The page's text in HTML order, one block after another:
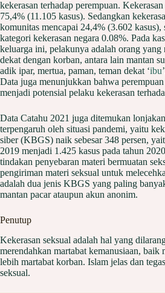
kekerasan terhadap perempuan.
75,4% (11.105 kasus). Sedangkan
komunitas mencapai 24,4% (3.602 kasus),
kategori kekerasan negara 0.08%. Pada
keluarga ini, pelakunya adalah orang yang
dekat dengan korban, antara lain mantan
adik ipar, mertua, paman, teman dekat ‘ibu
Data juga menunjukkan bahwa
menjadi potensial pelaku kekerasan
Data Catahu 2021 juga ditemukan
terpengaruh oleh situasi pandemi, yaitu
siber (KBGS) naik sebesar 348 persen,
2019 menjadi 1.425 kasus pada tahun
tindakan penyebaran materi bermuatan
pengiriman materi seksual untuk
adalah dua jenis KBGS yang paling
mantan pacar ataupun akun anonim.
Penutup
Kekerasan seksual adalah hal yang
merendahkan martabat kemanusiaan, baik
lebih martabat korban. Islam jelas dan
seksual.